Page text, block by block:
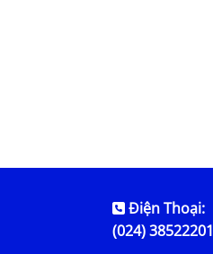
Điện Thoại:
(024) 38522201